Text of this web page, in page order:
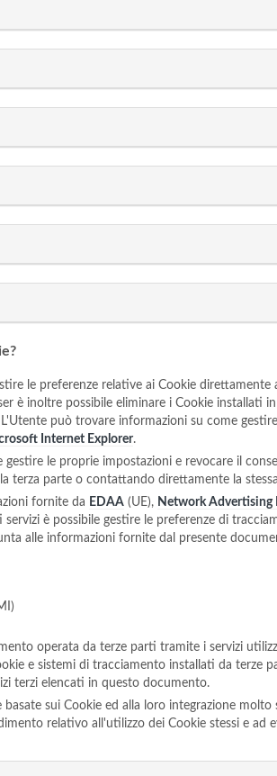
le preferenze relative ai Cookie
è inoltre possibile eliminare i Cookie installati
può trovare informazioni su come
Internet Explorer.
le proprie impostazioni e revocare il
terza parte o contattando direttamente la
fornite da EDAA (UE), Network Advertising
è possibile gestire le preferenze di
alle informazioni fornite dal presente
operata da terze parti tramite i servizi
e sistemi di tracciamento installati da terze
terzi elencati in questo documento.
sui Cookie ed alla loro integrazione
relativo all'utilizzo dei Cookie stessi e ad